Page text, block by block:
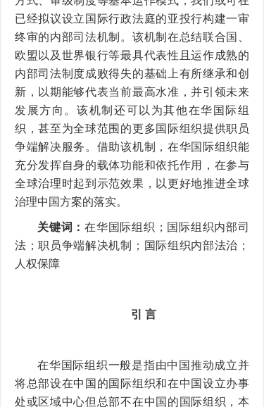
已经拟议设立国际行政法庭的亚投行构建一审
终审的内部司法机制。该机制在总结联合国、
欧盟以及世界银行等最具代表性且运作成熟的
内部司法制度成败得失的基础上有所继承和创
新，以期能够代表当前最高水准，并引领未来
发展方向。该机制还可以为其他在华国际组
织，甚至为全球范围的更多国际组织提供职员
争端解决服务。借助该机制，在华国际组织能
充分发挥自身的载体功能和依托作用，在参与
全球治理时起到示范效果，以更好地推进全球
治理中国方案的落实。
关键词：在华国际组织；国际组织内部司
法；职员争端解决机制；国际组织内部法治；
人权保障
引 言
在华国际组织一般是指由中国推动成立并
将总部设在中国的国际组织和在中国设立办事
处或区域中心但总部不在中国的国际组织，本